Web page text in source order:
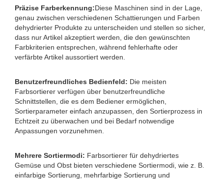
Präzise Farberkennung:Diese Maschinen sind in der Lage,
genau zwischen verschiedenen Schattierungen und Farben
dehydrierter Produkte zu unterscheiden und stellen so sicher,
dass nur Artikel akzeptiert werden, die den gewünschten
Farbkriterien entsprechen, während fehlerhafte oder
verfärbte Artikel aussortiert werden.
Benutzerfreundliches Bedienfeld: Die meisten
Farbsortierer verfügen über benutzerfreundliche
Schnittstellen, die es dem Bediener ermöglichen,
Sortierparameter einfach anzupassen, den Sortierprozess in
Echtzeit zu überwachen und bei Bedarf notwendige
Anpassungen vorzunehmen.
Mehrere Sortiermodi: Farbsortierer für dehydriertes
Gemüse und Obst bieten verschiedene Sortiermodi, wie z. B.
einfarbige Sortierung, mehrfarbige Sortierung und